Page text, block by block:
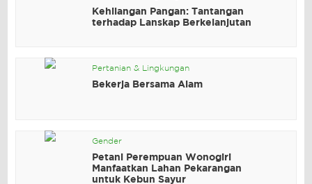
Kehilangan Pangan: Tantangan
terhadap Lanskap Berkelanjutan
Pertanian & Lingkungan
Bekerja Bersama Alam
Gender
Petani Perempuan Wonogiri
Manfaatkan Lahan Pekarangan
untuk Kebun Sayur